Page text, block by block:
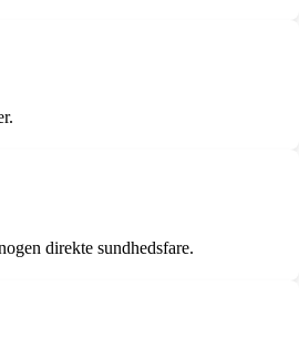
direkte sundhedsfare.